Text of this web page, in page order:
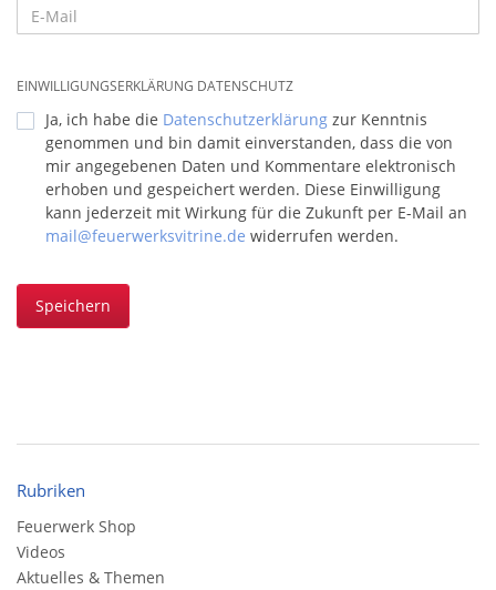
EINWILLIGUNGSERKLÄRUNG DATENSCHUTZ
Ja, ich habe die Datenschutzerklärung zur Kenntnis
genommen und bin damit einverstanden, dass die von
mir angegebenen Daten und Kommentare elektronisch
erhoben und gespeichert werden. Diese Einwilligung
kann jederzeit mit Wirkung für die Zukunft per E-Mail an
mail@feuerwerksvitrine.de widerrufen werden.
Speichern
Rubriken
Feuerwerk Shop
Videos
Aktuelles & Themen